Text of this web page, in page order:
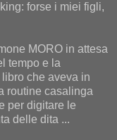
forse i miei figli,
MORO in attesa
tempo e la
che aveva in
routine casalinga
per digitare le
delle dita ...